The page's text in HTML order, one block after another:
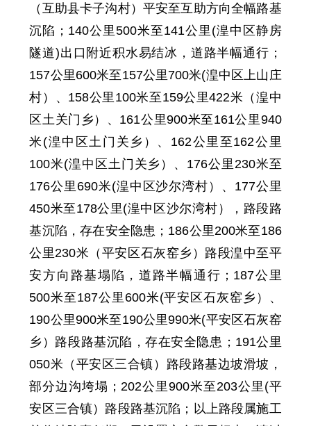
（ 互助县卡子沟村）平安至互助方向全幅路基
沉陷 ； 140公里500米至141公里 (湟中区静房
隧道)出口附近积水易结冰 ， 道路半幅通行；
157公里600米至157公里700米(湟中区 上山庄
村）、158公里100米至159公里422米（湟中
区 土关门乡）、161公里900米至161公里940
米(湟中区 土门关乡）、162公里至162公里
100米(湟中区 土门关乡）、176公里230米至
176公里690米(湟中区沙尔湾村）、177公里
450米至178公里(湟中区沙尔湾村），路段路
基沉陷，存在安全隐患；186公里200米至186
公里230米（ 平安区石灰窑乡）路段湟中至平
安方向 路基塌 陷，道路半幅通行； 187公里
500米至187公里600米(平安区石灰窑乡）、
190公里900米至190公里990米(平安区石灰窑
乡）路段路基沉陷，存在安全隐患 ；191公里
050米（ 平安区三合镇）路段路基边坡滑坡，
部分边沟垮塌；202公里900米至203公里(平
安区三合镇）路段路基沉陷；以上路段属施工